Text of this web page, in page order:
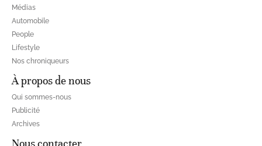
Médias
Automobile
People
Lifestyle
Nos chroniqueurs
À propos de nous
Qui sommes-nous
Publicité
Archives